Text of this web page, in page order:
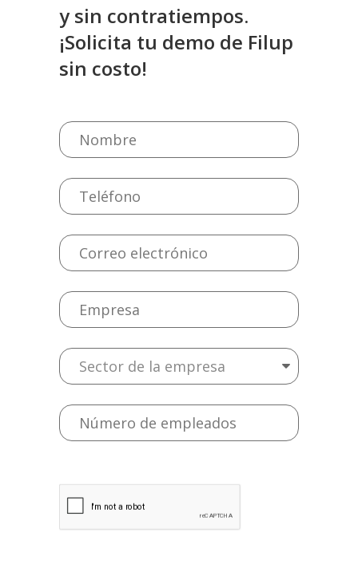
y sin contratiempos.
¡Solicita tu demo de Filup
sin costo!